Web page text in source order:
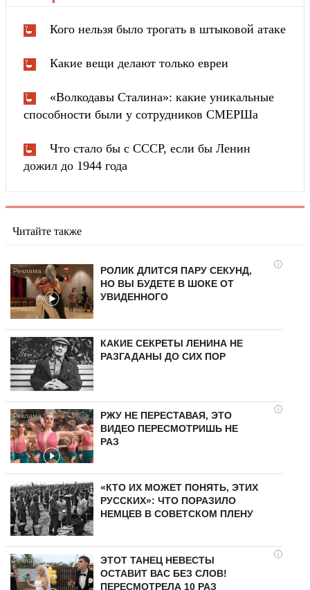
Кого нельзя было трогать в штыковой атаке
Какие вещи делают только евреи
«Волкодавы Сталина»: какие уникальные
способности были у сотрудников СМЕРШа
Что стало бы с СССР, если бы Ленин
дожил до 1944 года
Читайте также
i
РОЛИК ДЛИТСЯ ПАРУ СЕКУНД,
НО ВЫ БУДЕТЕ В ШОКЕ ОТ
УВИДЕННОГО
КАКИЕ СЕКРЕТЫ ЛЕНИНА НЕ
РАЗГАДАНЫ ДО СИХ ПОР
i
РЖУ НЕ ПЕРЕСТАВАЯ, ЭТО
ВИДЕО ПЕРЕСМОТРИШЬ НЕ
РАЗ
«КТО ИХ МОЖЕТ ПОНЯТЬ, ЭТИХ
РУССКИХ»: ЧТО ПОРАЗИЛО
НЕМЦЕВ В СОВЕТСКОМ ПЛЕНУ
i
ЭТОТ ТАНЕЦ НЕВЕСТЫ
ОСТАВИТ ВАС БЕЗ СЛОВ!
ПЕРЕСМОТРЕЛА 10 РАЗ